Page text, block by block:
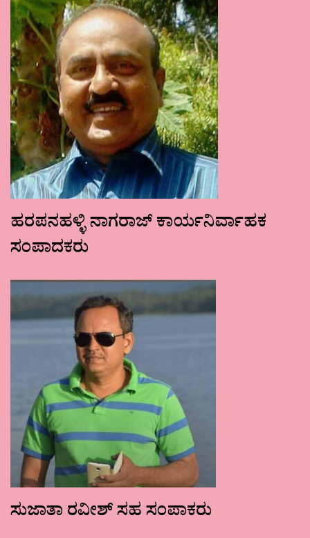
ಹರಪನಹಳ್ಳಿ ನಾಗರಾಜ್ ಕಾರ್ಯನಿರ್ವಾಹಕ
ಸಂಪಾದಕರು
ಸುಜಾತಾ ರವೀಶ್ ಸಹ ಸಂಪಾಕರು